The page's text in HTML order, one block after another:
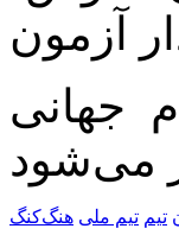
آزمون
جهانی
تیم تیم ملی هنگ‌کنگ